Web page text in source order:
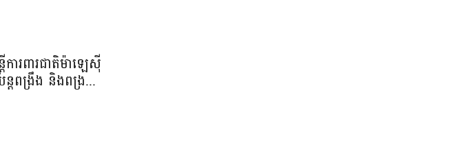
រីការពារជាតិម៉ាឡេស៊ី
បន្តពង្រឹង និងពង្រ...